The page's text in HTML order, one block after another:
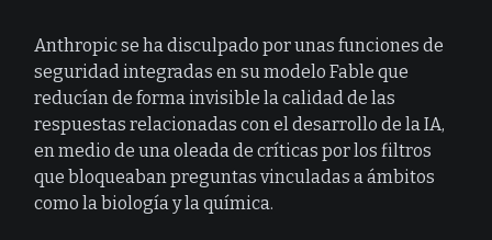
Anthropic se ha disculpado por unas funciones de
seguridad integradas en su modelo Fable que
reducían de forma invisible la calidad de las
respuestas relacionadas con el desarrollo de la IA,
en medio de una oleada de críticas por los filtros
que bloqueaban preguntas vinculadas a ámbitos
como la biología y la química.